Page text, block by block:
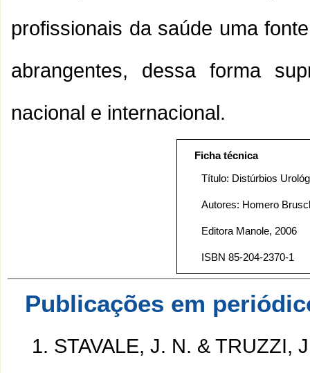
profissionais da saúde uma
abrangentes, dessa forma
nacional e internacional.
Ficha técnica
Título: Distúrbios
Autores: Homero
Editora Manole, 2006
ISBN 85-204-2370-1
Publicações em
STAVALE, J. N. & TRUZZI,